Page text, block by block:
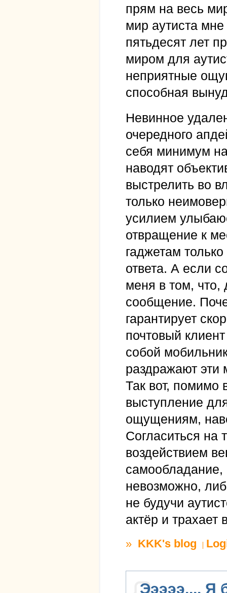
прям на весь
мир аутиста
пятьдесят лет
миром для
неприятные
способная
Невинное
очередного
себя минимум
наводят
выстрелить во
только
усилием
отвращение к
гаджетам
ответа. А если
меня в том, что,
сообщение.
гарантирует
почтовый
собой
раздражают эти
Так вот, помимо
выступление
ощущениям,
Согласиться на
воздействием
самообладание,
невозможно,
не будучи
актёр и трахает
» KKK's blog
Эээээ.... Я